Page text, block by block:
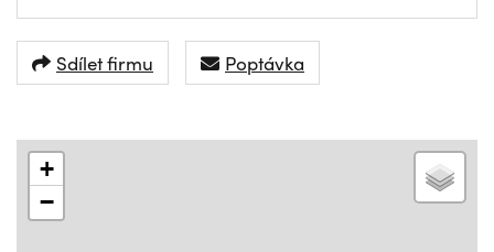
Sdílet firmu Poptávka
+
−